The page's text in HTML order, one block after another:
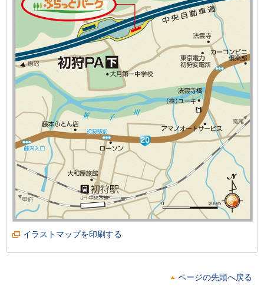
イラストマップを印刷する
ページの先頭へ戻る